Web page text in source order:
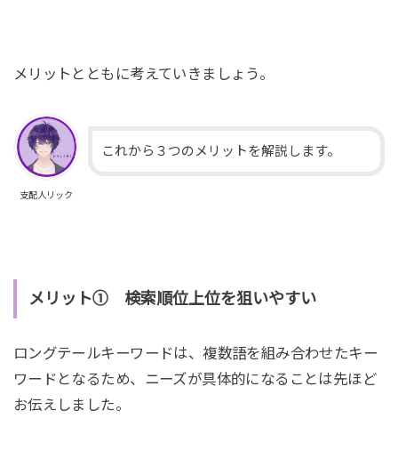
メリットとともに考えていきましょう。
支配人リック
これから３つのメリットを解説します。
メリット① 検索順位上位を狙いやすい
ロングテールキーワードは、複数語を組み合わせたキー
ワードとなるため、ニーズが具体的になることは先ほど
お伝えしました。